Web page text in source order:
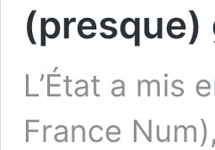
(presque)
L’État a mis
France